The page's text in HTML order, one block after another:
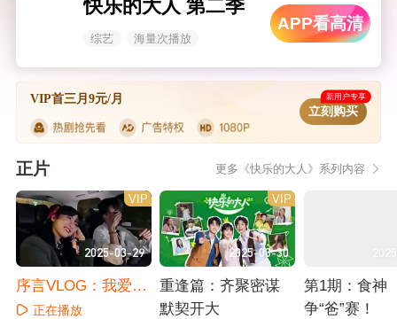
快乐的大人 第二季
综艺 海量次播放
APP看高清
VIP首三月9元/月 新用户专享
立刻购买
正片 更多《快乐的大人》系列内容
2025-03-29
VIP
序言VLOG：我爱有
你的下雨天
正在播放
2025-03-30
VIP
重逢篇：齐聚密谋
默契开大
第1期：食神
争“爸”赛！